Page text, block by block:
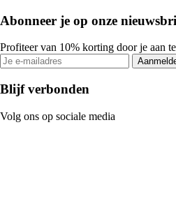
Abonneer je op onze
Profiteer van 10% korting door je aan
Blijf verbonden
Volg ons op sociale media